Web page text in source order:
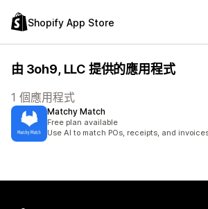
Shopify App Store
由 3oh9, LLC 提供的應用程式
1 個應用程式
Matchy Match
Free plan available
Use AI to match POs, receipts, and